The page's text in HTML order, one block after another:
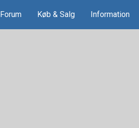
Forum Køb & Salg Information